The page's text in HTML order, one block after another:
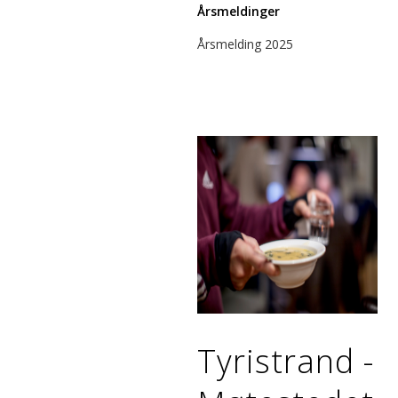
Årsmeldinger
Årsmelding 2025
Tyristrand -